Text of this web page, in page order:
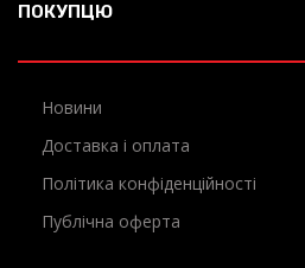
ПОКУПЦЮ
Новини
Доставка і оплата
Політика конфіденційності
Публічна оферта